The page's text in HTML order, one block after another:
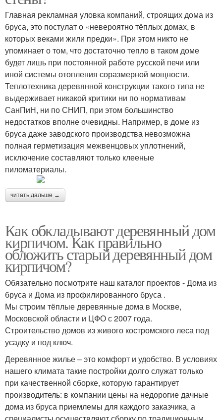
Главная рекламная уловка компаний, строящих дома из
бруса, это постулат о «невероятно тёплых домах, в
которых веками жили предки». При этом никто не
упоминает о том, что достаточно тепло в таком доме
будет лишь при постоянной работе русской печи или
иной системы отопления соразмерной мощности.
Теплотехника деревянной конструкции такого типа не
выдерживает никакой критики ни по нормативам
СанПиН, ни по СНИП, при этом большинство
недостатков вполне очевидны. Например, в доме из
бруса даже заводского производства невозможна
полная герметизация межвенцовых уплотнений,
исключение составляют только клееные
пиломатериалы.
читать дальше →
Как обкладывают деревянный дом
кирпичом. Как правильно
обложить старый деревянный дом
кирпичом?
Обязательно посмотрите наш каталог проектов - Дома из
бруса и Дома из профилированного бруса .
Мы строим тёплые деревянные дома в Москве,
Московской области и ЦФО с 2007 года.
Строительство домов из живого костромского леса под
усадку и под ключ.
Деревянное жилье – это комфорт и удобство. В условиях
нашего климата такие постройки долго служат только
при качественной сборке, которую гарантирует
производитель: в компании цены на недорогие дачные
дома из бруса приемлемы для каждого заказчика, а